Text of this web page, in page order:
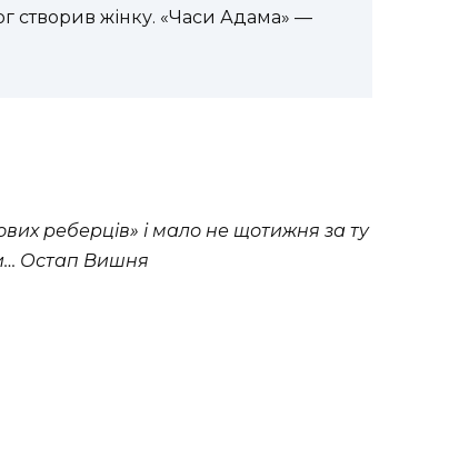
створив жінку. «Часи Адама» —
реберців» і мало не щотижня за ту
Остап Вишня